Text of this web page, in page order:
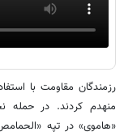
رزمندگان مقاومت با
منهدم کردند. در حمله
«هاموی» در تپه